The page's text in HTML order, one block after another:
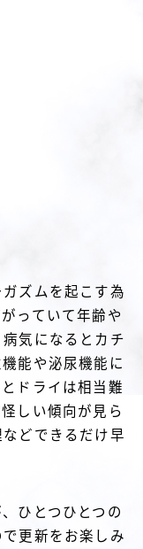
ズムを起こす為
っていて年齢や
気になるとカチ
能や泌尿機能に
ドライは相当難
しい傾向が見ら
どできるだけ早
ひとつひとつの
更新をお楽しみ